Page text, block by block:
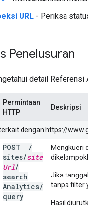
URL - Periksa
Penelusuran
detail
Permintaan
HTTP
Deskripsi
terkait dengan https://
POST
/
sites/site
Url/
search
Analytics/
query
Mengkueri
Jika
tanpa filter
Hasil